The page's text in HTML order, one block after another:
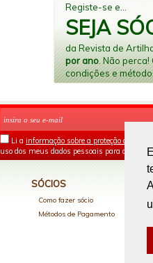
Registe-se e...
SEJA
da Revista de
por ano. Não perca!
condições e
Li a informação sobre a proteção de dados
uso dos meus dados pessoais para os fins
SÓCIOS
Como fazer sócio
Métodos de Pagamento